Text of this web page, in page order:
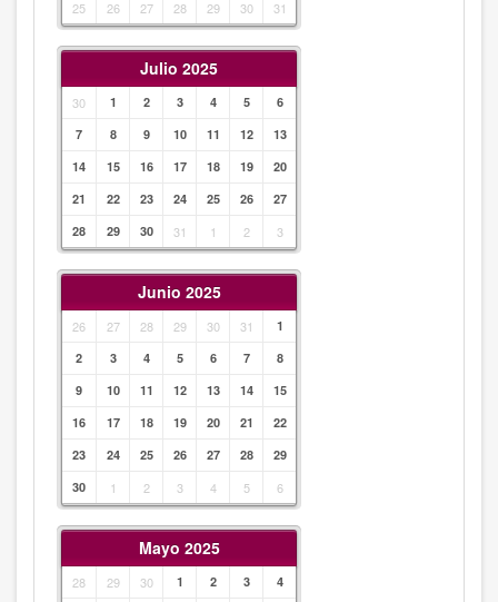
25
26 27 28 29 30 31
Julio 2025
30 1 2 3 4 5
6
7
8 9 10 11 12
13
14
15 16 17 18 19
20
21
22 23 24 25 26
27
28
29 30 31 1 2 3
Junio 2025
26 27 28 29 30 31
1
2
3 4 5 6 7
8
9
10 11 12 13 14
15
16
17 18 19 20 21
22
23
24 25 26 27 28
29
30
1 2 3 4 5 6
Mayo 2025
28 29 30 1 2 3 4